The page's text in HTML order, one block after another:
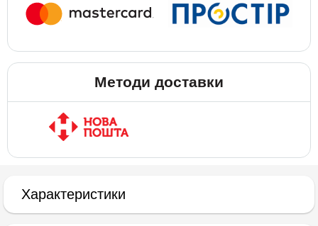
Методи доставки
Характеристики